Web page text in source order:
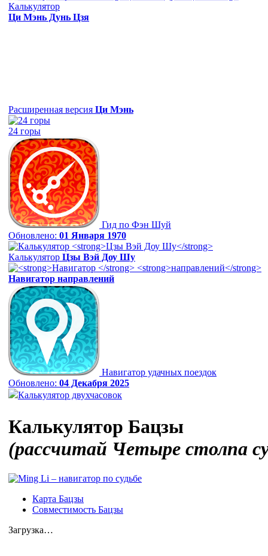
Калькулятор
Ци Мэнь Дунь Цзя
Расширенная версия Ци Мэнь
24 горы
Гид по Фэн Шуй
Обновлено: 01 Января 1970
Калькулятор Цзы Вэй Доу Шу
Навигатор направлений
Навигатор удачных поездок
Обновлено: 04 Декабря 2025
Калькулятор двухчасовок
Калькулятор Бацзы
(рассчитай Четыре столпа
Карта Бацзы
Совместимость Бацзы
Загрузка…